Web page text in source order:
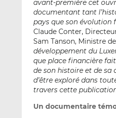
avant-première cet
documentant tant
pays que son évolution
Claude Conter,
Sam Tanson, Ministre
développement du
que place financière
de son histoire et de
d’être exploré dans
travers cette
Un documentaire